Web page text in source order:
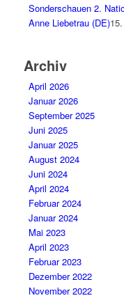
Sonderschauen 2.
Anne Liebetrau (DE)
Archiv
April 2026
Januar 2026
September 2025
Juni 2025
Januar 2025
August 2024
Juni 2024
April 2024
Februar 2024
Januar 2024
Mai 2023
April 2023
Februar 2023
Dezember 2022
November 2022